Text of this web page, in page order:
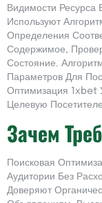
Видимости Ресурса
Используют
Определения
Содержимое,
Состояние.
Параметров Для
Оптимизация 1xbet
Целевую
Зачем
Поисковая
Аудитории Без
Доверяют